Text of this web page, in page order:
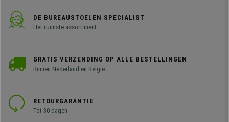
DE BUREAUSTOELEN SPECIALIST
Het ruimste assortiment
GRATIS VERZENDING OP ALLE BESTELLINGEN
Binnen Nederland en België
RETOURGARANTIE
Tot 30 dagen